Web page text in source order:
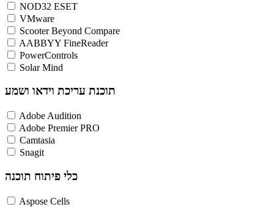
NOD32 ESET
VMware
Scooter Beyond Compare
AABBYY FineReader
PowerControls
Solar Mind
תוכנת עריכת וידאו ושמע
Adobe Audition
Adobe Premier PRO
Camtasia
Snagit
כלי פיתוח תוכנה
Aspose Cells